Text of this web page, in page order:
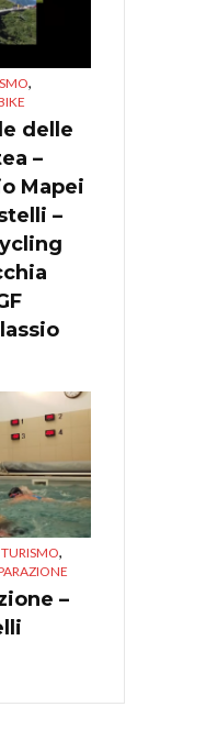
,
delle
–
Mapei
–
,
–